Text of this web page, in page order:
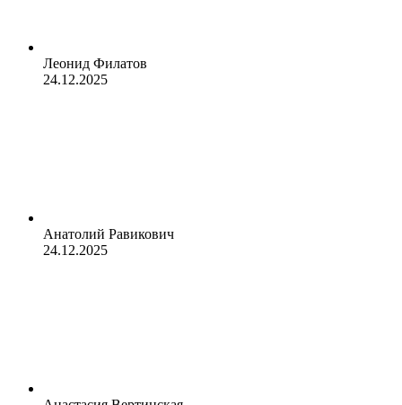
Леонид Филатов
24.12.2025
Анатолий Равикович
24.12.2025